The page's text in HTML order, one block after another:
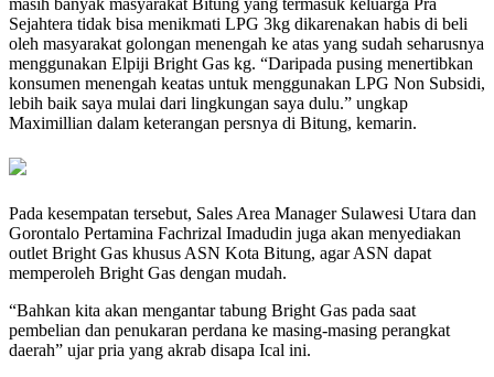
masih banyak masyarakat Bitung yang termasuk keluarga Pra
Sejahtera tidak bisa menikmati LPG 3kg dikarenakan habis di beli
oleh masyarakat golongan menengah ke atas yang sudah seharusnya
menggunakan Elpiji Bright Gas kg. “Daripada pusing menertibkan
konsumen menengah keatas untuk menggunakan LPG Non Subsidi,
lebih baik saya mulai dari lingkungan saya dulu.” ungkap
Maximillian dalam keterangan persnya di Bitung, kemarin.
Pada kesempatan tersebut, Sales Area Manager Sulawesi Utara dan
Gorontalo Pertamina Fachrizal Imadudin juga akan menyediakan
outlet Bright Gas khusus ASN Kota Bitung, agar ASN dapat
memperoleh Bright Gas dengan mudah.
“Bahkan kita akan mengantar tabung Bright Gas pada saat
pembelian dan penukaran perdana ke masing-masing perangkat
daerah” ujar pria yang akrab disapa Ical ini.